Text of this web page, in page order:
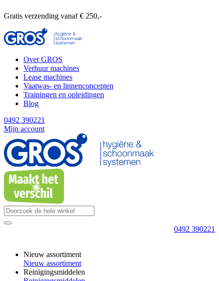
Gratis verzending vanaf € 250,-
Over GROS
Verhuur machines
Lease machines
Vaatwas- en linnenconcepten
Trainingen en opleidingen
Blog
0492 390221
Mijn account
0492 390221
Nieuw assortiment
Nieuw assortiment
Reinigingsmiddelen